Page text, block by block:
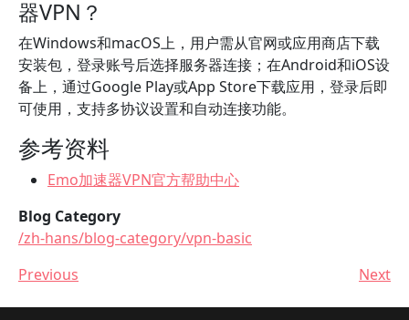
器VPN？
在Windows和macOS上，用户需从官网或应用商店下载
安装包，登录账号后选择服务器连接；在Android和iOS设
备上，通过Google Play或App Store下载应用，登录后即
可使用，支持多协议设置和自动连接功能。
参考资料
Emo加速器VPN官方帮助中心
Blog Category
/zh-hans/blog-category/vpn-basic
Previous
Next